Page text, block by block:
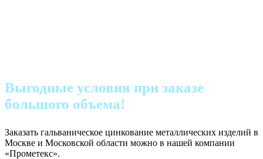
Выгодные условия при заказе
большого объема!
Заказать гальваническое цинкование металлических изделий в
Москве и Московской области можно в нашей компании
«Прометекс».